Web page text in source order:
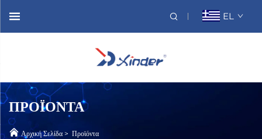
EL
ΠΡΟΪΌΝΤΑ
Αρχική Σελίδα > Προϊόντα